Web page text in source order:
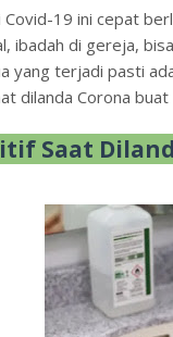
Covid-19 ini cepat
ibadah di gereja,
yang terjadi pasti
dilanda Corona buat
Saat